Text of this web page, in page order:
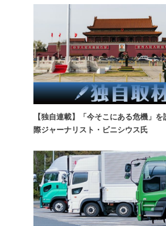
【独自連載】「今そこにある危機」
際ジャーナリスト・ビニシウス氏